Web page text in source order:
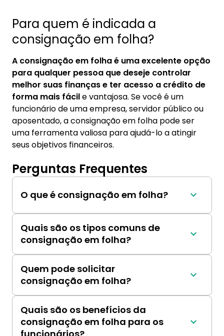
Para quem é indicada a
consignação em folha?
A consignação em folha é uma excelente opção
para qualquer pessoa que deseje controlar
melhor suas finanças e ter acesso a crédito de
forma mais fácile vantajosa. Se você é um
funcionário de uma empresa, servidor público ou
aposentado, a consignação em folha pode ser
uma ferramenta valiosa para ajudá-lo a atingir
seus objetivos financeiros.
Perguntas Frequentes
O que é consignação em folha?
A consignação em folha é um método de
pagamento em que um funcionário autoriza
seu empregador a deduzir determinados
valores diretamente de seu salário antes
mesmo de recebê-lo.
Quais são os tipos comuns de
consignação em folha?
Os tipos comuns de consignação em folha
incluem pagamentos de empréstimos,
financiamentos, planos de saúde, seguros,
contribuições sindicais e outras despesas
autorizadas pelo funcionário.
Quem pode solicitar
consignação em folha?
Funcionários de empresas privadas,
servidores públicos, aposentados e
pensionistas são geralmente elegíveis para
solicitar consignação em folha, dependendo
Quais são os benefícios da
consignação em folha para os